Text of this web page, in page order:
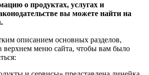
о продуктах, услугах и
вы можете найти на
описанием основных разделов,
верхнем меню сайта, чтобы вам было